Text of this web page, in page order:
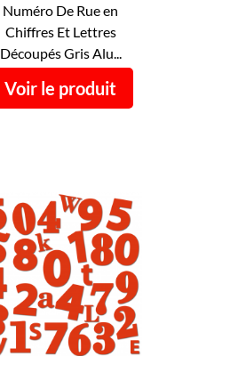
Numéro De Rue en
Chiffres Et Lettres
Découpés Gris Alu...
Voir le produit